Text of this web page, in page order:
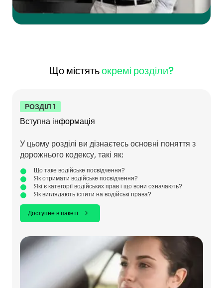
Що містятьокремі розділи?
РОЗДІЛ 1
Вступна інформація
У цьому розділі ви дізнаєтесь основні поняття з
дорожнього кодексу, такі як:
Що таке водійське посвідчення?
Як отримати водійське посвідчення?
Які є категорії водійських прав і що вони означають?
Як виглядають іспити на водійські права?
Доступне в пакеті